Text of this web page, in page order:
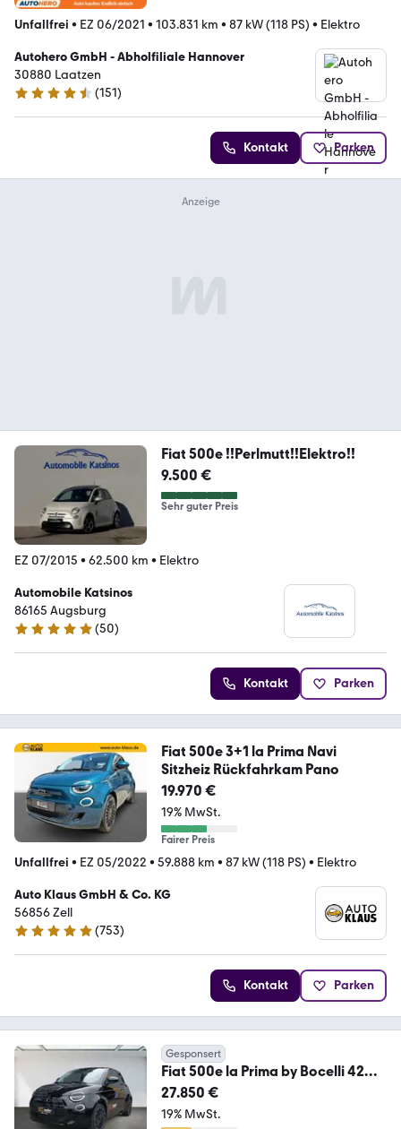
Unfallfrei • EZ 06/2021 • 103.831 km • 87 kW (118 PS) • Elektro
Autohero GmbH - Abholfiliale Hannover
30880 Laatzen
4.7 Sterne
(151)
Kontakt Parken
Fiat 500e !!Perlmutt!!Elektro!!
9.500 €
Sehr guter Preis
EZ 07/2015 • 62.500 km • Elektro
Automobile Katsinos
86165 Augsburg
4.9 Sterne
(50)
Kontakt Parken
Fiat 500e 3+1 la Prima Navi
Sitzheiz Rückfahrkam Pano
19.970 €
19% MwSt.
Fairer Preis
Unfallfrei • EZ 05/2022 • 59.888 km • 87 kW (118 PS) • Elektro
Auto Klaus GmbH & Co. KG
56856 Zell
4.9 Sterne
(753)
Kontakt Parken
Gesponsert
Fiat 500e la Prima by Bocelli 42
kWh Navi JBL Rückfah
27.850 €
19% MwSt.